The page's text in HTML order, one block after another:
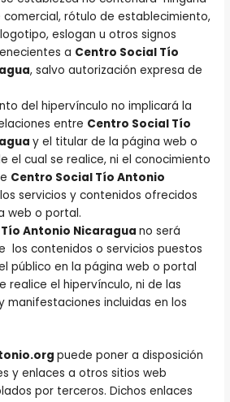
comercial, rótulo de establecimiento,
eslogan u otros signos
a Centro Social Tío
, salvo autorización expresa de
del hipervínculo no implicará la
entre Centro Social Tío
y el titular de la página web o
el cual se realice, ni el conocimiento
Centro Social Tío Antonio
servicios y contenidos ofrecidos
web o portal.
Antonio Nicaraguano será
los contenidos o servicios puestos
público en la página web o portal
realice el hipervínculo, ni de las
manifestaciones incluidas en los
puede poner a disposición
y enlaces a otros sitios web
por terceros. Dichos enlaces